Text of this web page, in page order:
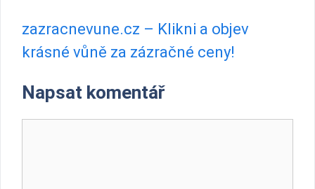
zazracnevune.cz – Klikni a objev
krásné vůně za zázračné ceny!
Napsat komentář